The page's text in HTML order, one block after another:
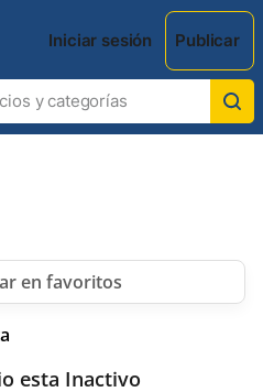
Iniciar sesión Publicar
esta Inactivo